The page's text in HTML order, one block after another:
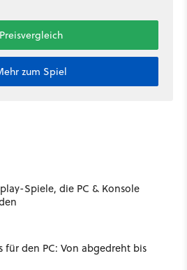
Preisvergleich
zum Spiel
Spiele, die PC & Konsole
für den PC: Von abgedreht bis